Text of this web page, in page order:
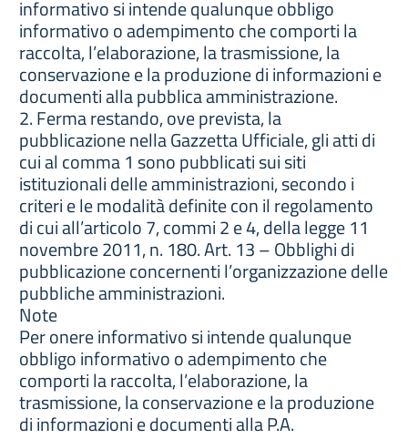
informativo si intende qualunque obbligo
informativo o adempimento che comporti la
raccolta, l’elaborazione, la trasmissione, la
conservazione e la produzione di informazioni e
documenti alla pubblica amministrazione.
2. Ferma restando, ove prevista, la
pubblicazione nella Gazzetta Ufficiale, gli atti di
cui al comma 1 sono pubblicati sui siti
istituzionali delle amministrazioni, secondo i
criteri e le modalità definite con il regolamento
di cui all’articolo 7, commi 2 e 4, della legge 11
novembre 2011, n. 180. Art. 13 – Obblighi di
pubblicazione concernenti l’organizzazione delle
pubbliche amministrazioni.
Note
Per onere informativo si intende qualunque
obbligo informativo o adempimento che
comporti la raccolta, l’elaborazione, la
trasmissione, la conservazione e la produzione
di informazioni e documenti alla P.A.